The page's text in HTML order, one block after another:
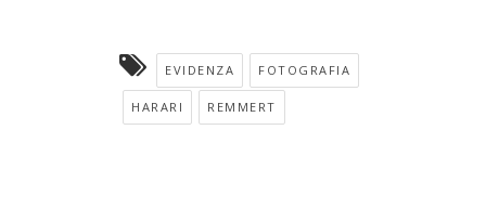
EVIDENZA FOTOGRAFIA
HARARI REMMERT